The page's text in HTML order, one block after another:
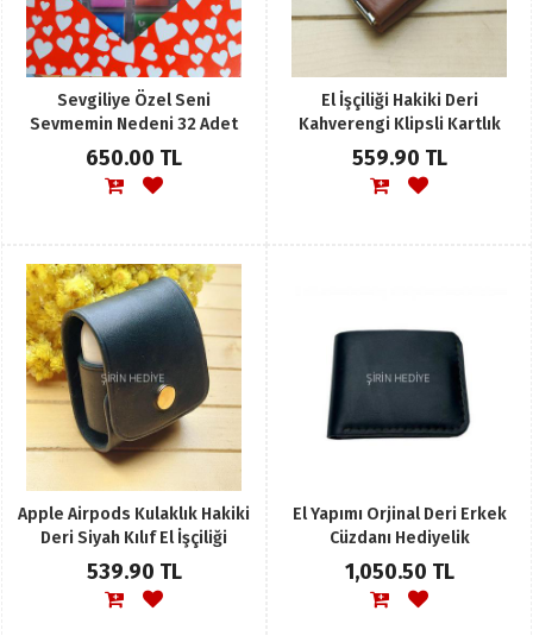
Sevgiliye Özel Seni
Sevmemin Nedeni 32 Adet
Çikolata Hediyelikleri
650.00 TL
El İşçiliği Hakiki Deri
Kahverengi Klipsli Kartlık
Para Cüzdanı
559.90 TL
Apple Airpods Kulaklık Hakiki
Deri Siyah Kılıf El İşçiliği
Leather
539.90 TL
El Yapımı Orjinal Deri Erkek
Cüzdanı Hediyelik
1,050.50 TL